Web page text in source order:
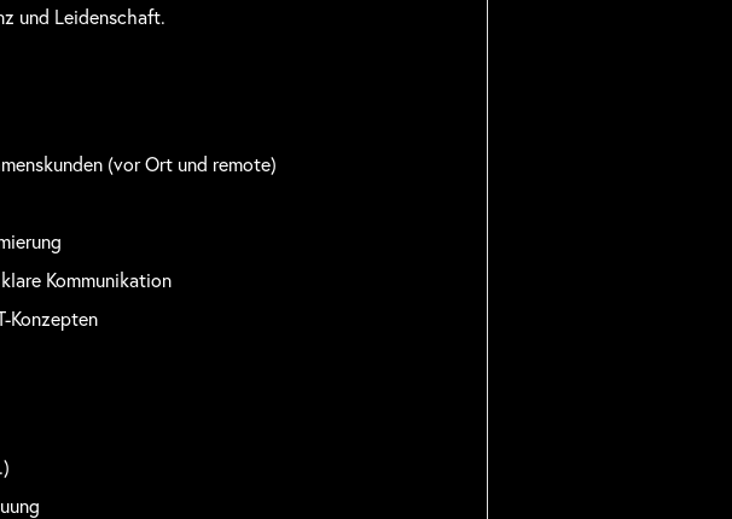
und Leidenschaft.
(vor Ort und remote)
Kommunikation
Konzepten